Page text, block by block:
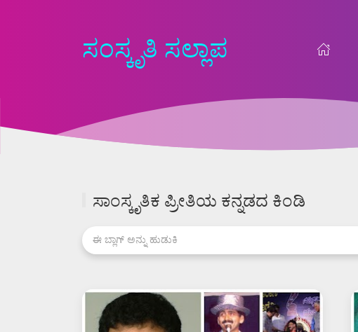
ಸಂಸ್ಕೃತಿ ಸಲ್ಲಾಪ
ಸಾಂಸ್ಕೃತಿಕ ಪ್ರೀತಿಯ ಕನ್ನಡದ ಕಿಂಡಿ